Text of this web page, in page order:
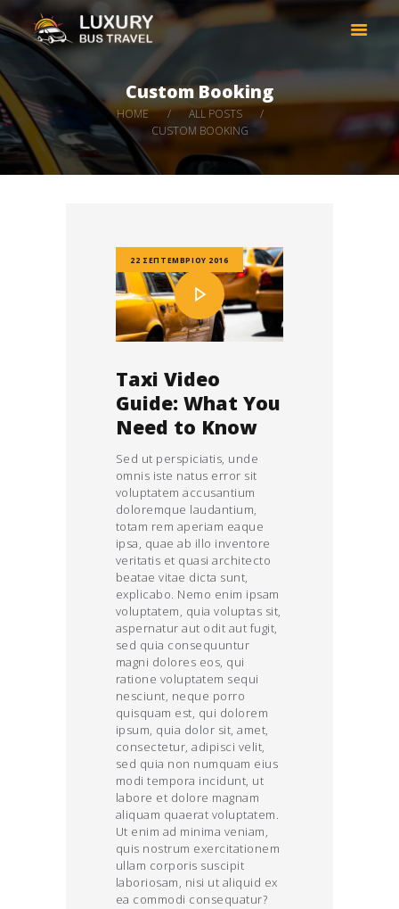
Custom Booking
HOME
ALL POSTS
CUSTOM BOOKING
LUXURY BUS TRAVEL
Taxi services in Thessaloniki Greece
HOME
COMPANY
CARS
22 ΣΕΠΤΕΜΒΡΊΟΥ 2016
Taxi Video
Guide: What You
Need to Know
Sed ut perspiciatis, unde
omnis iste natus error sit
voluptatem accusantium
doloremque laudantium,
totam rem aperiam eaque
ipsa, quae ab illo inventore
veritatis et quasi architecto
beatae vitae dicta sunt,
explicabo. Nemo enim ipsam
voluptatem, quia voluptas sit,
aspernatur aut odit aut fugit,
sed quia consequuntur
magni dolores eos, qui
ratione voluptatem sequi
nesciunt, neque porro
quisquam est, qui dolorem
ipsum, quia dolor sit, amet,
consectetur, adipisci velit,
sed quia non numquam eius
modi tempora incidunt, ut
labore et dolore magnam
aliquam quaerat voluptatem.
Ut enim ad minima veniam,
quis nostrum exercitationem
ullam corporis suscipit
laboriosam, nisi ut aliquid ex
ea commodi consequatur?